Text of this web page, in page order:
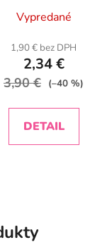
Vypredané
1,90 € bez DPH
2,34 €
3,90 € (–40 %)
DETAIL